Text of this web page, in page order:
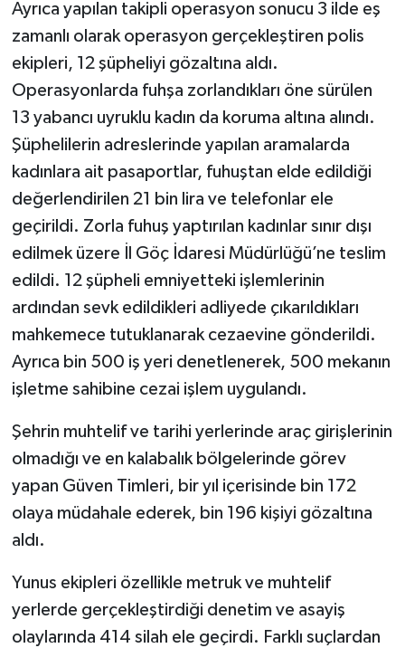
Ayrıca yapılan takipli operasyon sonucu 3 ilde eş
zamanlı olarak operasyon gerçekleştiren polis
ekipleri, 12 şüpheliyi gözaltına aldı.
Operasyonlarda fuhşa zorlandıkları öne sürülen
13 yabancı uyruklu kadın da koruma altına alındı.
Şüphelilerin adreslerinde yapılan aramalarda
kadınlara ait pasaportlar, fuhuştan elde edildiği
değerlendirilen 21 bin lira ve telefonlar ele
geçirildi. Zorla fuhuş yaptırılan kadınlar sınır dışı
edilmek üzere İl Göç İdaresi Müdürlüğü’ne teslim
edildi. 12 şüpheli emniyetteki işlemlerinin
ardından sevk edildikleri adliyede çıkarıldıkları
mahkemece tutuklanarak cezaevine gönderildi.
Ayrıca bin 500 iş yeri denetlenerek, 500 mekanın
işletme sahibine cezai işlem uygulandı.
Şehrin muhtelif ve tarihi yerlerinde araç girişlerinin
olmadığı ve en kalabalık bölgelerinde görev
yapan Güven Timleri, bir yıl içerisinde bin 172
olaya müdahale ederek, bin 196 kişiyi gözaltına
aldı.
Yunus ekipleri özellikle metruk ve muhtelif
yerlerde gerçekleştirdiği denetim ve asayiş
olaylarında 414 silah ele geçirdi. Farklı suçlardan